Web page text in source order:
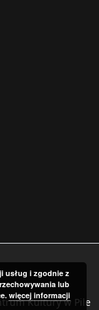
Kultury w Pile
usług i zgodnie z
lub
więcej informacji